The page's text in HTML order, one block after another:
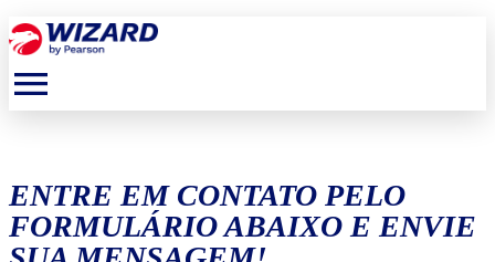
menu
ENTRE EM CONTATO PELO
FORMULÁRIO ABAIXO E ENVIE